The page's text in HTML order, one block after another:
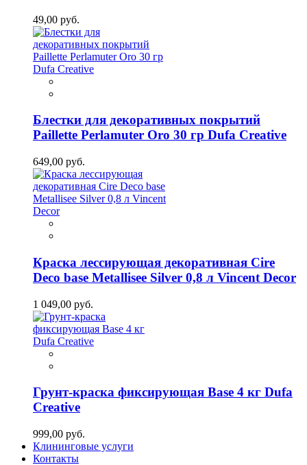
49,00 руб.
Блестки для декоративных покрытий
Paillette Perlamuter Oro 30 гр Dufa Creative
649,00 руб.
Краска лессирующая декоративная Cire
Deco base Metallisee Silver 0,8 л Vincent Decor
1 049,00 руб.
Грунт-краска фиксирующая Base 4 кг Dufa
Creative
999,00 руб.
Клининговые услуги
Контакты